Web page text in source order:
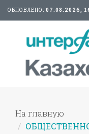
ОБНОВЛЕНО: 07.08.2026,
На главную